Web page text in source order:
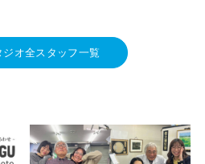
ジオ全スタッフ一覧